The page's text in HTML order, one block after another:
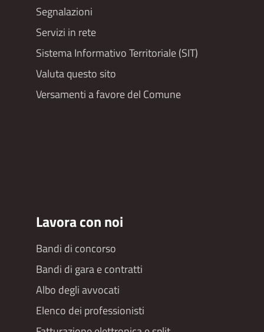
Segnalazioni
Servizi in rete
Sistema Informativo Territoriale (SIT)
Valuta questo sito
Versamenti a favore del Comune
Lavora con noi
Bandi di concorso
Bandi di gara e contratti
Albo degli avvocati
Elenco dei professionisti